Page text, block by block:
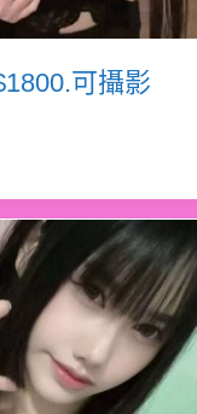
可攝影